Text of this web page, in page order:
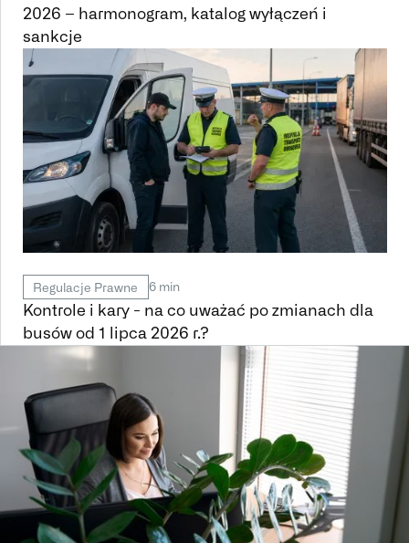
2026 – harmonogram, katalog wyłączeń i
sankcje
Regulacje Prawne 6 min
Kontrole i kary - na co uważać po zmianach dla
busów od 1 lipca 2026 r.?